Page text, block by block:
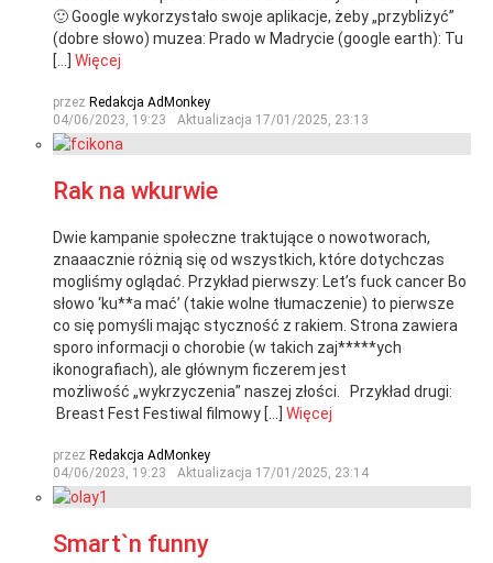
🙂 Google wykorzystało swoje aplikacje, żeby „przybliżyć”
(dobre słowo) muzea: Prado w Madrycie (google earth): Tu
[…] Więcej
przez Redakcja AdMonkey
04/06/2023, 19:23
Aktualizacja 17/01/2025, 23:13
Rak na wkurwie
Dwie kampanie społeczne traktujące o nowotworach,
znaaacznie różnią się od wszystkich, które dotychczas
mogliśmy oglądać. Przykład pierwszy: Let’s fuck cancer Bo
słowo ‘ku**a mać’ (takie wolne tłumaczenie) to pierwsze
co się pomyśli mając styczność z rakiem. Strona zawiera
sporo informacji o chorobie (w takich zaj*****ych
ikonografiach), ale głównym ficzerem jest
możliwość „wykrzyczenia” naszej złości. Przykład drugi:
Breast Fest Festiwal filmowy […] Więcej
przez Redakcja AdMonkey
04/06/2023, 19:23
Aktualizacja 17/01/2025, 23:14
Smart`n funny